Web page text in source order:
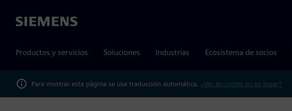
Siemens
Productos y servicios Soluciones Industrias Ecosistema de socios
Para mostrar esta página se usa traducción automática. ¿Ver en inglés en su lugar?